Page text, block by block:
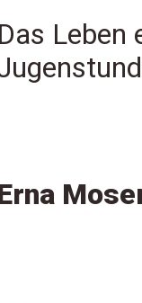
Das Leben